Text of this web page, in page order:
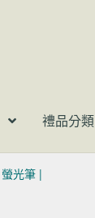
禮品分類
螢光筆|